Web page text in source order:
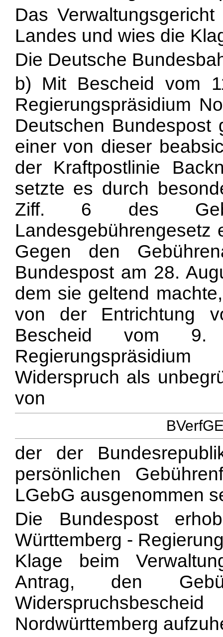
Das
Landes und wies die
Die Deutsche
b) Mit Bescheid vom
Regierungspräsidium
Deutschen
einer von dieser
der Kraftpostlinie
setzte es durch
Ziff. 6 des
Landesgebührengesetz
Gegen den
Bundespost am 28.
dem sie geltend
von der Entrichtung
Bescheid vom
Widerspruch als
von
der der
persönlichen
LGebG ausgenommen
Die Bundespost
Württemberg -
Klage beim
Antrag, den
Nordwürttemberg